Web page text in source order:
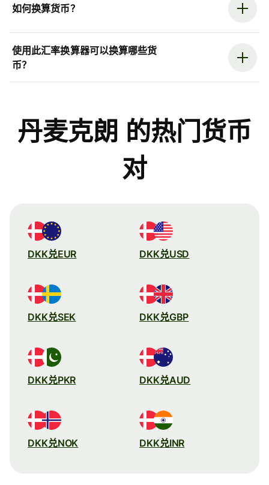
如何换算货币？
使用此汇率换算器可以换算哪些货
币？
丹麦克朗 的热门货币
对
DKK兑EUR DKK兑USD
DKK兑SEK DKK兑GBP
DKK兑PKR DKK兑AUD
DKK兑NOK DKK兑INR